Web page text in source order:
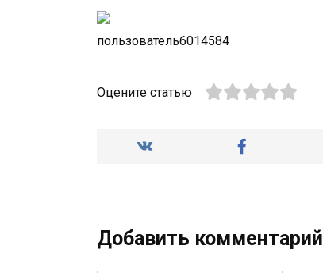
пользователь6014584
Оцените статью
Добавить комментарий